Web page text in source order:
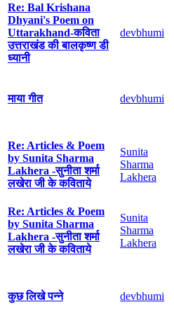
Re: Bal Krishana
Dhyani's Poem on
Uttarakhand-कविता
उत्तराखंड की बालकृष्ण डी
ध्यानी
devbhumi
माया गीत devbhumi
Re: Articles & Poem
by Sunita Sharma
Lakhera -सुनीता शर्मा
लखेरा जी के कविताये
Sunita
Sharma
Lakhera
Re: Articles & Poem
by Sunita Sharma
Lakhera -सुनीता शर्मा
लखेरा जी के कविताये
Sunita
Sharma
Lakhera
कुछ लिखे पन्ने devbhumi